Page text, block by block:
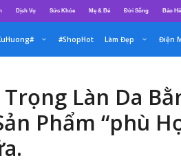
Dịch Vụ Sức Khỏe Mẹ & Bé Đời Sống Bảo
#ShopHot Làm Đẹp Điện
Làn Da
Phẩm “phù